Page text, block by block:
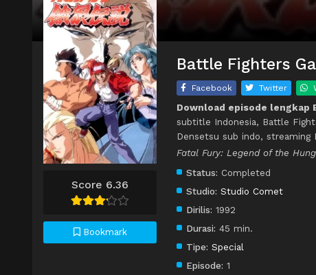
Score 6.36
Bookmark
Battle Fighters
Facebook Twitter
Download episode lengkap
subtitle Indonesia, Battle
Densetsu sub indo,
Fatal Fury: Legend of the
Status: Completed
Studio: Studio Comet
Dirilis: 1992
Durasi: 45 min.
Tipe: Special
Episode: 1